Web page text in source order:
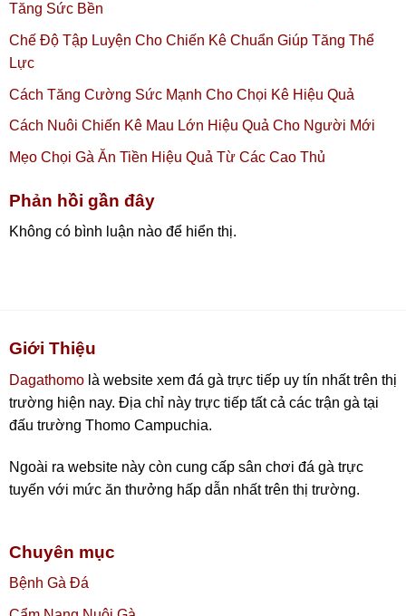
Tăng Sức Bền
Chế Độ Tập Luyện Cho Chiến Kê Chuẩn Giúp Tăng Thể
Lực
Cách Tăng Cường Sức Mạnh Cho Chọi Kê Hiệu Quả
Cách Nuôi Chiến Kê Mau Lớn Hiệu Quả Cho Người Mới
Mẹo Chọi Gà Ăn Tiền Hiệu Quả Từ Các Cao Thủ
Phản hồi gần đây
Không có bình luận nào để hiển thị.
Giới Thiệu
Dagathomo là website xem đá gà trực tiếp uy tín nhất trên thị
trường hiện nay. Địa chỉ này trực tiếp tất cả các trận gà tại
đấu trường Thomo Campuchia.
Ngoài ra website này còn cung cấp sân chơi đá gà trực
tuyến với mức ăn thưởng hấp dẫn nhất trên thị trường.
Chuyên mục
Bệnh Gà Đá